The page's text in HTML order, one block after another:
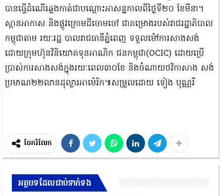
បានធ្វើដំណើរឆ្លងកាត់ជាបណ្តោះអាសន្នកាលពីថ្ងៃទី២០ ខែមីនា។
ស្ពានអាកាស និងផ្លូវក្រោមដីចោមចៅ ជាគម្រោងរបស់រាជរដ្ឋាភិបាល
កម្ពុជាតាម រយៈរដ្ឋ បាលរាជធានីភ្នំពេញ ទទួលម៉ៅការសាងសង់
ដោយក្រុមហ៊ុនវិនិយោគទុនអាណិក ជនកម្ពុជា(OCIC) ដោយប្រើ
ប្រាស់ការសាងសង់ក្នុងរយៈពេល៣០ខែ និងចំណាយថវិកាសាង សង់
ប្រមាណ២២លានដុល្លារអាម៉េរិក៕​សម្រួលដោយ ទៀង បុណ្ណរី
ចែករំលែក
អត្ថបទដែលជាប់ទាក់ទង